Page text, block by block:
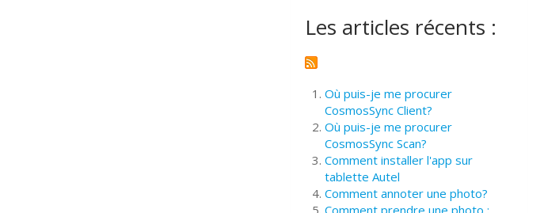
Les articles récents :
Où puis-je me procurer
CosmosSync Client?
Où puis-je me procurer
CosmosSync Scan?
Comment installer l'app sur
tablette Autel
Comment annoter une photo?
Comment prendre une photo :